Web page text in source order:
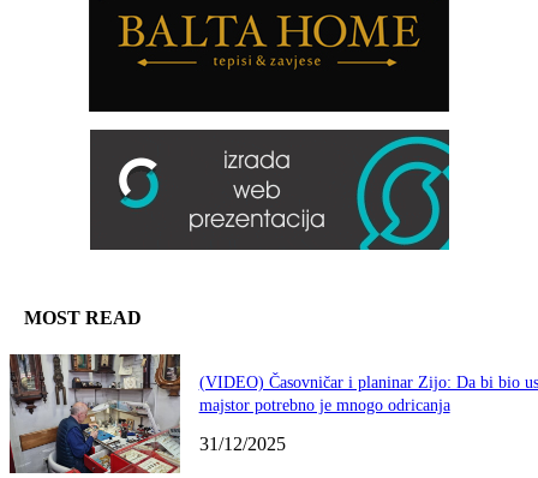
MOST READ
(VIDEO) Časovničar i planinar Zijo: Da bi bio
majstor potrebno je mnogo odricanja
31/12/2025